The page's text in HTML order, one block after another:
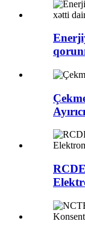
Ayırıcı